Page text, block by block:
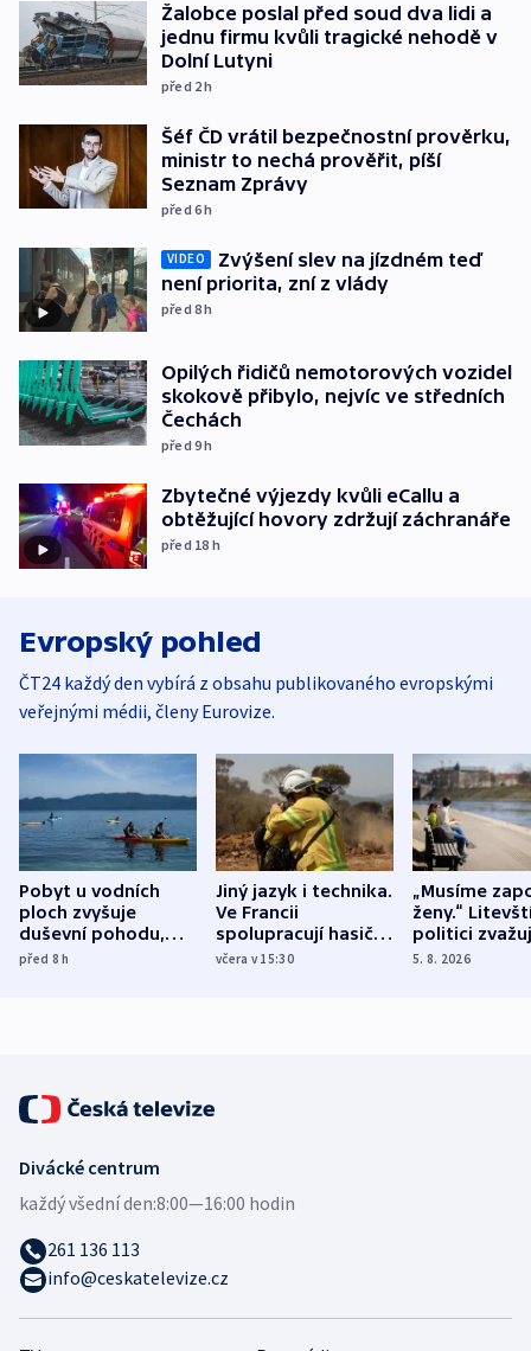
Žalobce poslal před soud dva lidi a
jednu firmu kvůli tragické nehodě v
Dolní Lutyni
před 2h
Šéf ČD vrátil bezpečnostní prověrku,
ministr to nechá prověřit, píší
Seznam Zprávy
před 6h
VIDEO
Zvýšení slev na jízdném teď
není priorita, zní z vlády
před 8h
Opilých řidičů nemotorových vozidel
skokově přibylo, nejvíc ve středních
Čechách
před 9h
Zbytečné výjezdy kvůli eCallu a
obtěžující hovory zdržují záchranáře
před 18 h
Evropský pohled
ČT24 každý den vybírá z obsahu publikovaného evropskými
veřejnými médii, členy Eurovize.
Pobyt u vodních
ploch zvyšuje
duševní pohodu,
ukázala
před 8h
Jiný jazyk i technika.
Ve Francii
spolupracují hasiči z
různých zemí
včera v 15:30
„Musíme
ženy.“
politici
dohodu o
5. 8. 2026
Divácké centrum
každý všední den:8:00—16:00 hodin
261 136 113
info@ceskatelevize.cz